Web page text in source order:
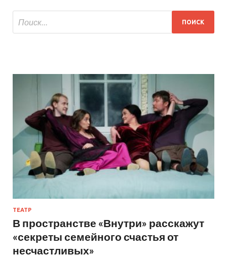
ТЕАТР
В пространстве «Внутри» расскажут
«секреты семейного счастья от
несчастливых»